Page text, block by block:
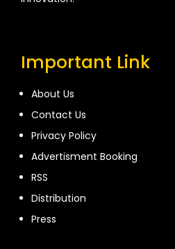
Important Link
About Us
Contact Us
Privacy Policy
Advertisment Booking
RSS
Distribution
Press